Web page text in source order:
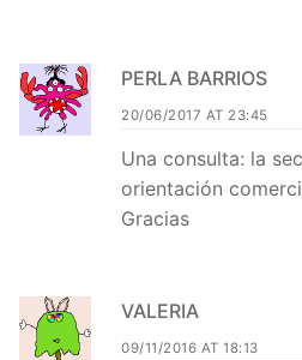
PERLA BARRIOS
20/06/2017 AT 23:45
Una consulta: la
orientación
Gracias
VALERIA
09/11/2016 AT 18:13